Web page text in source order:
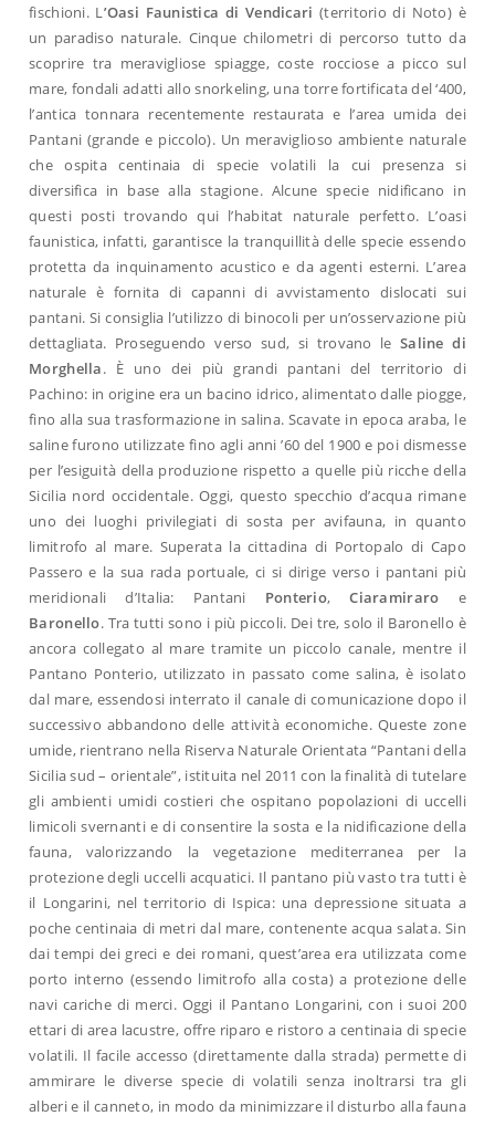
fischioni. L’Oasi Faunistica di Vendicari (territorio di Noto) è
un paradiso naturale. Cinque chilometri di percorso tutto da
scoprire tra meravigliose spiagge, coste rocciose a picco sul
mare, fondali adatti allo snorkeling, una torre fortificata del ‘400,
l’antica tonnara recentemente restaurata e l’area umida dei
Pantani (grande e piccolo). Un meraviglioso ambiente naturale
che ospita centinaia di specie volatili la cui presenza si
diversifica in base alla stagione. Alcune specie nidificano in
questi posti trovando qui l’habitat naturale perfetto. L’oasi
faunistica, infatti, garantisce la tranquillità delle specie essendo
protetta da inquinamento acustico e da agenti esterni. L’area
naturale è fornita di capanni di avvistamento dislocati sui
pantani. Si consiglia l’utilizzo di binocoli per un’osservazione più
dettagliata. Proseguendo verso sud, si trovano leSaline di
Morghella. È uno dei più grandi pantani del territorio di
Pachino: in origine era un bacino idrico, alimentato dalle piogge,
fino alla sua trasformazione in salina. Scavate in epoca araba, le
saline furono utilizzate fino agli anni ’60 del 1900 e poi dismesse
per l’esiguità della produzione rispetto a quelle più ricche della
Sicilia nord occidentale. Oggi, questo specchio d’acqua rimane
uno dei luoghi privilegiati di sosta per avifauna, in quanto
limitrofo al mare. Superata la cittadina di Portopalo di Capo
Passero e la sua rada portuale, ci si dirige verso i pantani più
meridionali d’Italia: Pantani Ponterio,Ciaramiraro e
Baronello. Tra tutti sono i più piccoli. Dei tre, solo il Baronello è
ancora collegato al mare tramite un piccolo canale, mentre il
Pantano Ponterio, utilizzato in passato come salina, è isolato
dal mare, essendosi interrato il canale di comunicazione dopo il
successivo abbandono delle attività economiche. Queste zone
umide, rientrano nella Riserva Naturale Orientata “Pantani della
Sicilia sud – orientale”, istituita nel 2011 con la finalità di tutelare
gli ambienti umidi costieri che ospitano popolazioni di uccelli
limicoli svernanti e di consentire la sosta e la nidificazione della
fauna, valorizzando la vegetazione mediterranea per la
protezione degli uccelli acquatici. Il pantano più vasto tra tutti è
il Longarini, nel territorio di Ispica: una depressione situata a
poche centinaia di metri dal mare, contenente acqua salata. Sin
dai tempi dei greci e dei romani, quest’area era utilizzata come
porto interno (essendo limitrofo alla costa) a protezione delle
navi cariche di merci. Oggi il Pantano Longarini, con i suoi 200
ettari di area lacustre, offre riparo e ristoro a centinaia di specie
volatili. Il facile accesso (direttamente dalla strada) permette di
ammirare le diverse specie di volatili senza inoltrarsi tra gli
alberi e il canneto, in modo da minimizzare il disturbo alla fauna